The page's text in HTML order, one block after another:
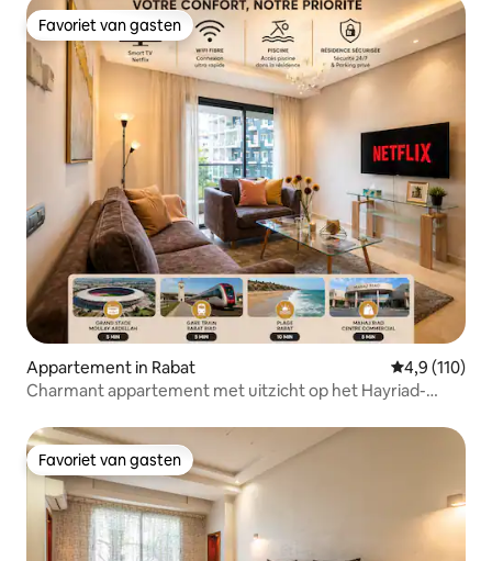
Favoriet van gasten
Favoriet van gasten
Appartement in Rabat Gemiddelde
4,9 (110)
Charmant appartement met uitzicht op het Hayriad-
Favoriet van gasten
Favoriet van gasten